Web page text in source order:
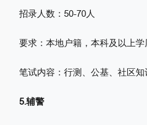
招录人数：50-70人
要求：本地户籍，本科及以上学
笔试内容：行测、公基、社区知
5.辅警